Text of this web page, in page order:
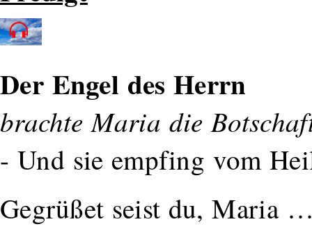
Der Engel des Herrn
brachte Maria die
- Und sie empfing vom
Gegrüßet seist du, Maria